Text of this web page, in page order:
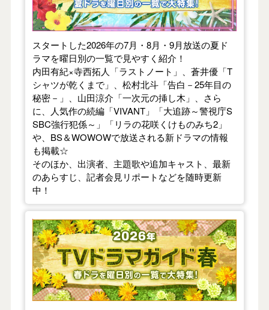
スタートした2026年の7月・8月・9月放送の夏ド
ラマを曜日別の一覧で見やすく紹介！
内田有紀×寺西拓人「ラストノート」、蒼井優「T
シャツが乾くまで」、松村北斗「告白－25年目の
秘密－」、山田涼介「一次元の挿し木」、さら
に、人気作の続編「VIVANT」「大追跡～警視庁S
SBC強行犯係～」「リラの花咲くけものみち2」
や、BS＆WOWOWで放送される新ドラマの情報
も掲載☆
そのほか、出演者、主題歌や追加キャスト、最新
のあらすじ、記者会見リポートなどを随時更新
中！
【2026年春】TVドラマガイド